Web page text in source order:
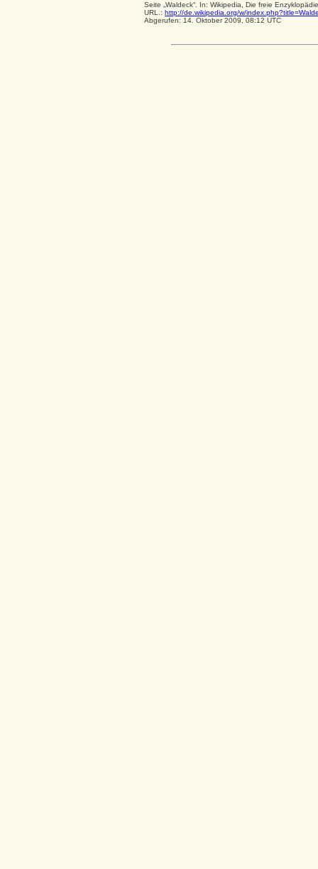
Seite „Waldeck“. In: Wikipedia, Die freie
URL.: http://de.wikipedia.org/w/
Abgerufen: 14. Oktober 2009, 08:12 UTC